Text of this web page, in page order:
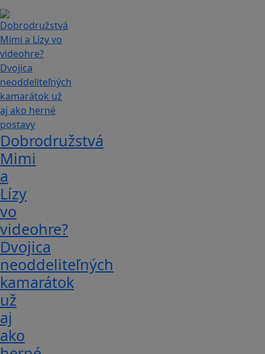
Dobrodružstvá
Mimi
a
Lízy
vo
videohre?
Dvojica
neoddeliteľných
kamarátok
už
aj
ako